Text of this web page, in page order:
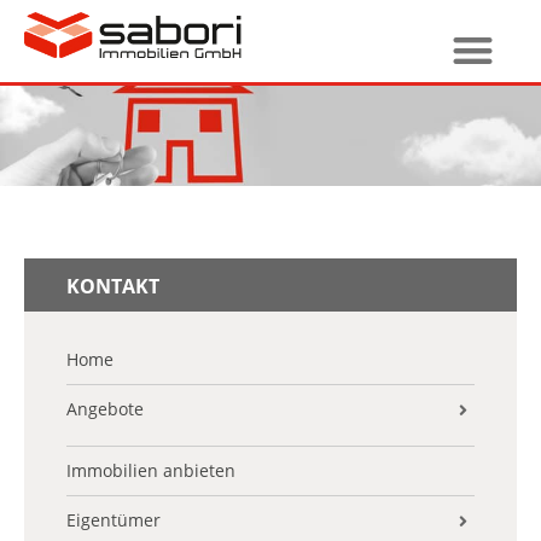
KONTAKT
Home
Angebote
Alle Angebote
Neubauprojekte
Immobilien anbieten
Eigentümer